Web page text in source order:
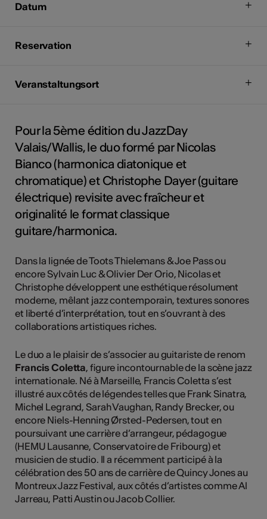
Datum
Reservation
Veranstaltungsort
Pour la 5ème édition du JazzDay
Valais/Wallis, le duo formé par Nicolas
Bianco (harmonica diatonique et
chromatique) et Christophe Dayer (guitare
électrique) revisite avec fraîcheur et
originalité le format classique
guitare/harmonica.
Dans la lignée de Toots Thielemans & Joe Pass ou
encore Sylvain Luc & Olivier Der Orio, Nicolas et
Christophe développent une esthétique résolument
moderne, mêlant jazz contemporain, textures sonores
et liberté d’interprétation, tout en s’ouvrant à des
collaborations artistiques riches.
Le duo a le plaisir de s’associer au guitariste de renom
Francis Coletta, figure incontournable de la scène jazz
internationale. Né à Marseille, Francis Coletta s’est
illustré aux côtés de légendes telles que Frank Sinatra,
Michel Legrand, Sarah Vaughan, Randy Brecker, ou
encore Niels-Henning Ørsted-Pedersen, tout en
poursuivant une carrière d’arrangeur, pédagogue
(HEMU Lausanne, Conservatoire de Fribourg) et
musicien de studio. Il a récemment participé à la
célébration des 50 ans de carrière de Quincy Jones au
Montreux Jazz Festival, aux côtés d’artistes comme Al
Jarreau, Patti Austin ou Jacob Collier.